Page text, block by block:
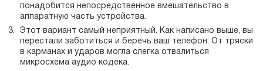
понадобится непосредственное вмешательство в
аппаратную часть устройства.
Этот вариант самый неприятный. Как написано выше, вы
перестали заботиться и беречь ваш телефон. От тряски
в карманах и ударов могла слегка отвалиться
микросхема аудио кодека.